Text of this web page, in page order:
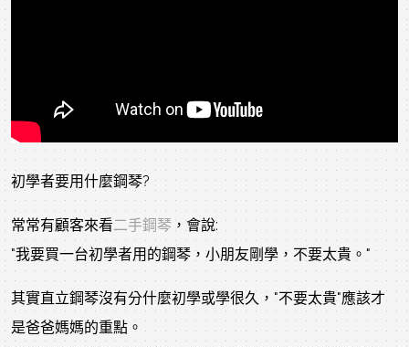
初學者要用什麼鋼琴?
常常有顧客來看二手鋼琴 ，會說:
"我要買一台初學者用的鋼琴，小朋友剛學，不要太貴。"
其實直立鋼琴沒有分什麼初學或學很久，"不要太貴"應該才
是爸爸媽媽的重點。